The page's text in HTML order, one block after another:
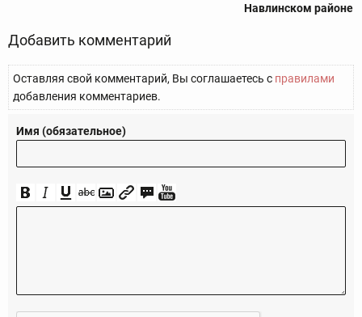
Навлинском районе
Добавить комментарий
Оставляя свой комментарий, Вы соглашаетесь с правилами
добавления комментариев.
Имя (обязательное)